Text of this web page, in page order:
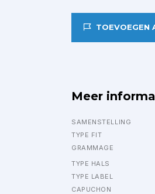
TOEVOEGEN
Meer
SAMENSTELLING
TYPE FIT
GRAMMAGE
TYPE HALS
TYPE LABEL
CAPUCHON